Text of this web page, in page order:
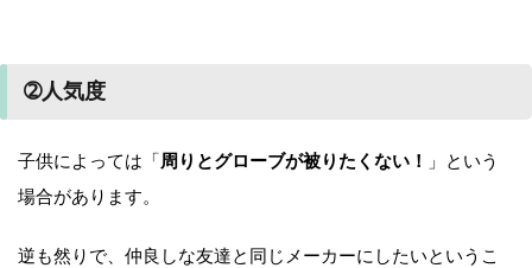
➁人気度
子供によっては「 周りとグローブが被りたくない！
」という
場合があります。
逆も然りで、仲良しな友達と同じメーカーにしたいというこ